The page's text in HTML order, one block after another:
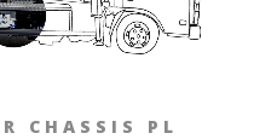
CHASSIS PL